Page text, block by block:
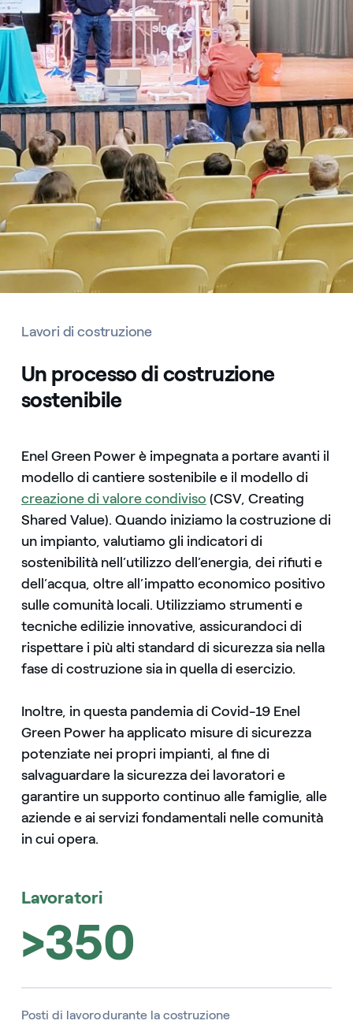
Lavori di costruzione
Un processo di costruzione
sostenibile
Enel Green Power è impegnata a portare avanti il
modello di cantiere sostenibile e il modello di
creazione di valore condiviso (CSV, Creating
Shared Value). Quando iniziamo la costruzione di
un impianto, valutiamo gli indicatori di
sostenibilità nell’utilizzo dell’energia, dei rifiuti e
dell’acqua, oltre all’impatto economico positivo
sulle comunità locali. Utilizziamo strumenti e
tecniche edilizie innovative, assicurandoci di
rispettare i più alti standard di sicurezza sia nella
fase di costruzione sia in quella di esercizio.
Inoltre, in questa pandemia di Covid-19 Enel
Green Power ha applicato misure di sicurezza
potenziate nei propri impianti, al fine di
salvaguardare la sicurezza dei lavoratori e
garantire un supporto continuo alle famiglie, alle
aziende e ai servizi fondamentali nelle comunità
in cui opera.
Lavoratori
>350
Posti di lavoro durante la costruzione